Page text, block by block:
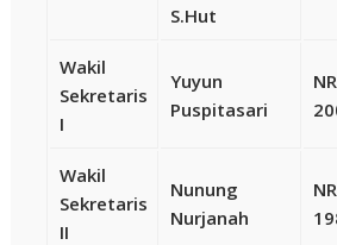
S.Hut
Wakil
Sekretaris
I
Yuyun
Puspitasari
Wakil
Sekretaris
II
Nunung
Nurjanah